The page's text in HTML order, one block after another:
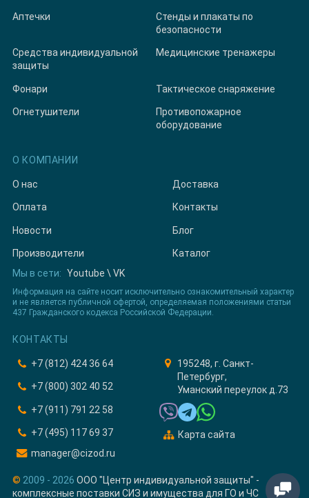
Аптечки
Стенды и плакаты по
безопасности
Средства индивидуальной
защиты
Медицинские тренажеры
Фонари Тактическое снаряжение
Огнетушители
Противопожарное
оборудование
О КОМПАНИИ
О нас Доставка
Оплата Контакты
Новости Блог
Производители
Каталог
Мы в сети: Youtube \ VK
Информация на сайте носит исключительно ознакомительный характер
и не является публичной офертой, определяемая положениями статьи
437 Гражданского кодекса Российской Федерации.
КОНТАКТЫ
+7 (812) 424 36 64
+7 (800) 302 40 52
+7 (911) 791 22 58
+7 (495) 117 69 37
manager@cizod.ru
195248, г. Санкт-
Петербург,
Уманский переулок д.73
Карта сайта
© 2009 - 2026 ООО "Центр индивидуальной защиты" -
комплексные поставки СИЗ и имущества для ГО и ЧС